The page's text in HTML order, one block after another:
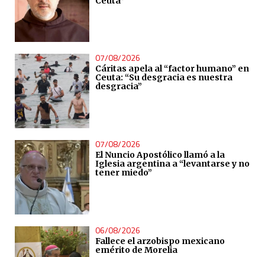
07/08/2026
Cáritas apela al “factor humano” en
Ceuta: “Su desgracia es nuestra
desgracia”
07/08/2026
El Nuncio Apostólico llamó a la
Iglesia argentina a “levantarse y no
tener miedo”
06/08/2026
Fallece el arzobispo mexicano
emérito de Morelia